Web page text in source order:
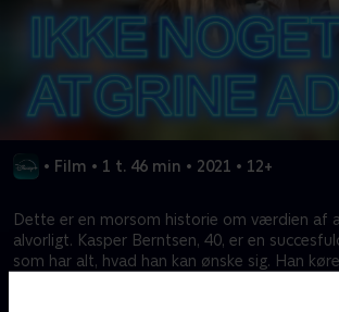
• Film • 1 t. 46 min • 2021 • 12+
Dette er en morsom historie om værdien af
alvorligt. Kasper Berntsen, 40, er en
som har alt, hvad han kan ønske sig. Han
trives vældig godt i rampelyset. Men så